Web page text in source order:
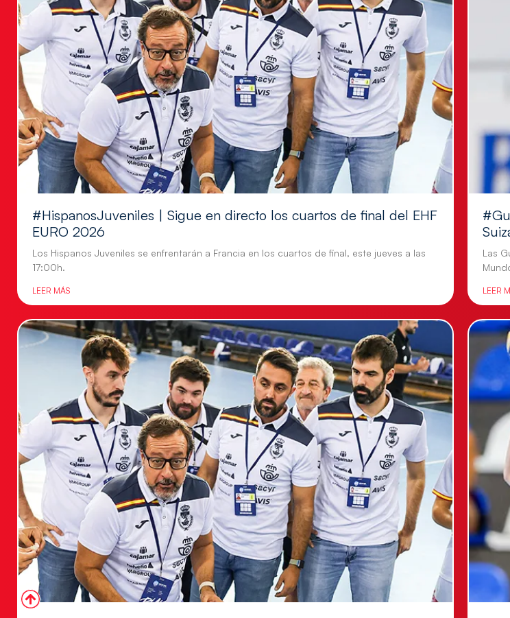
#HispanosJuveniles | Sigue en directo los cuartos de final del EHF
EURO 2026
Los Hispanos Juveniles se enfrentarán a Francia en los cuartos de final, este jueves a las
17:00h.
LEER MÁS
Las
LEER